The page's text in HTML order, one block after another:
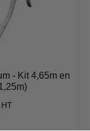
- Kit 4,65m en